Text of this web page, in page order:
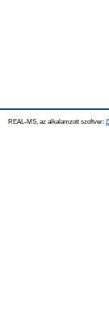
REAL-MS, az alkalamzott szoftver: